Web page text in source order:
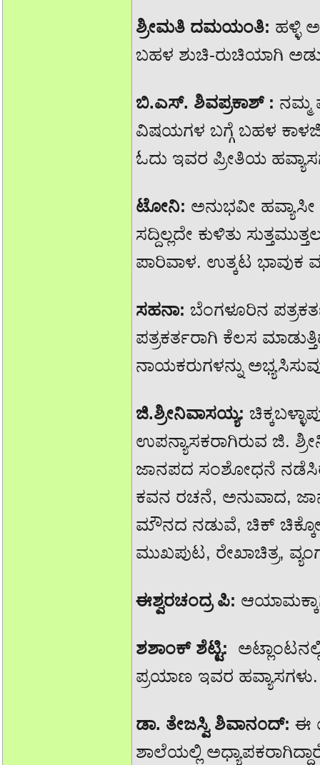
ಶ್ರೀಮತಿ ದಮಯಂತಿ: ಹಳ್ಳಿ
ಬಹಳ ಶುಚಿ-ರುಚಿಯಾಗಿ
ಬಿ.ಎಸ್. ಶಿವಪ್ರಕಾಶ್ : ನಮ್ಮ
ವಿಷಯಗಳ ಬಗ್ಗೆ ಬಹಳ
ಓದು ಇವರ ಪ್ರೀತಿಯ
ಟೋನಿ: ಅನುಭವೀ
ಸದ್ದಿಲ್ಲದೇ ಕುಳಿತು
ಪಾರಿವಾಳ. ಉತ್ಕಟ ಭಾವುಕ
ಸಹನಾ: ಬೆಂಗಳೂರಿನ
ಪತ್ರಕರ್ತರಾಗಿ ಕೆಲಸ
ನಾಯಕರುಗಳನ್ನು
ಜಿ.ಶ್ರೀನಿವಾಸಯ್ಯ:
ಉಪನ್ಯಾಸಕರಾಗಿರುವ ಜಿ.
ಜಾನಪದ ಸಂಶೋಧನೆ
ಕವನ ರಚನೆ, ಅನುವಾದ,
ಮೌನದ ನಡುವೆ, ಚಿಕ್
ಮುಖಪುಟ, ರೇಖಾಚಿತ್ರ,
ಈಶ್ವರಚಂದ್ರ ಪಿ:
ಶಶಾಂಕ್ ಶೆಟ್ಟಿ:
ಪ್ರಯಾಣ ಇವರ
ಡಾ. ತೇಜಸ್ವಿ ಶಿವಾನ೦ದ್: ಈ
ಶಾಲೆಯಲ್ಲಿ